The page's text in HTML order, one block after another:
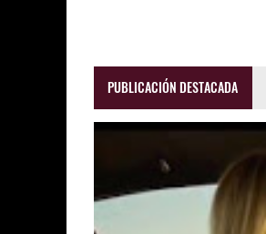
PUBLICACIÓN DESTACADA